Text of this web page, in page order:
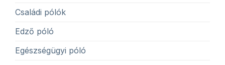
Családi pólók
Edző póló
Egészségügyi póló